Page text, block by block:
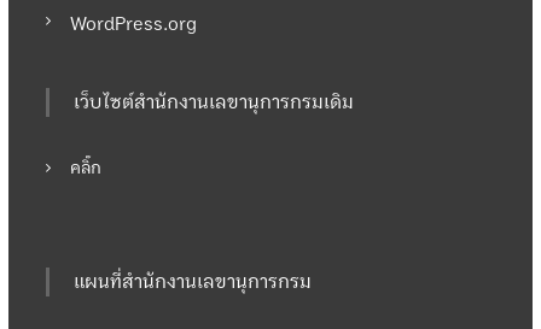
WordPress.org
เว็บไซต์สำนักงานเลขานุการกรมเดิม
คลิ๊ก
แผนที่สำนักงานเลขานุการกรม